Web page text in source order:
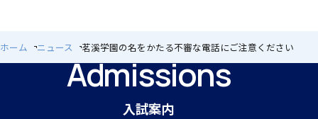
ホーム ニュース 茗溪学園の名をかたる不審な電話にご注意ください
Admissions
入試案内
個人課題研究